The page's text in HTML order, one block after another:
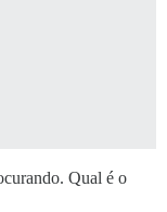
Qual é o